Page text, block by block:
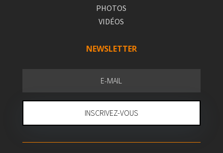
PHOTOS
VIDÉOS
NEWSLETTER
INSCRIVEZ-VOUS